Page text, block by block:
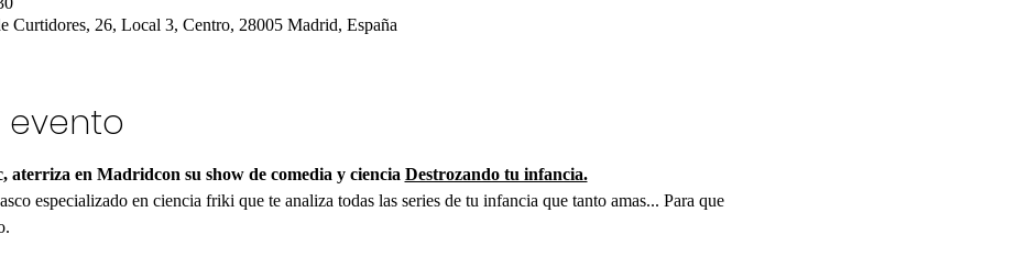
Curtidores, 26, Local 3, Centro, 28005 Madrid, España
aterriza en Madridcon su show de comedia y ciencia Destrozando tu infancia.
especializado en ciencia friki que te analiza todas las series de tu infancia que tanto amas... Para que